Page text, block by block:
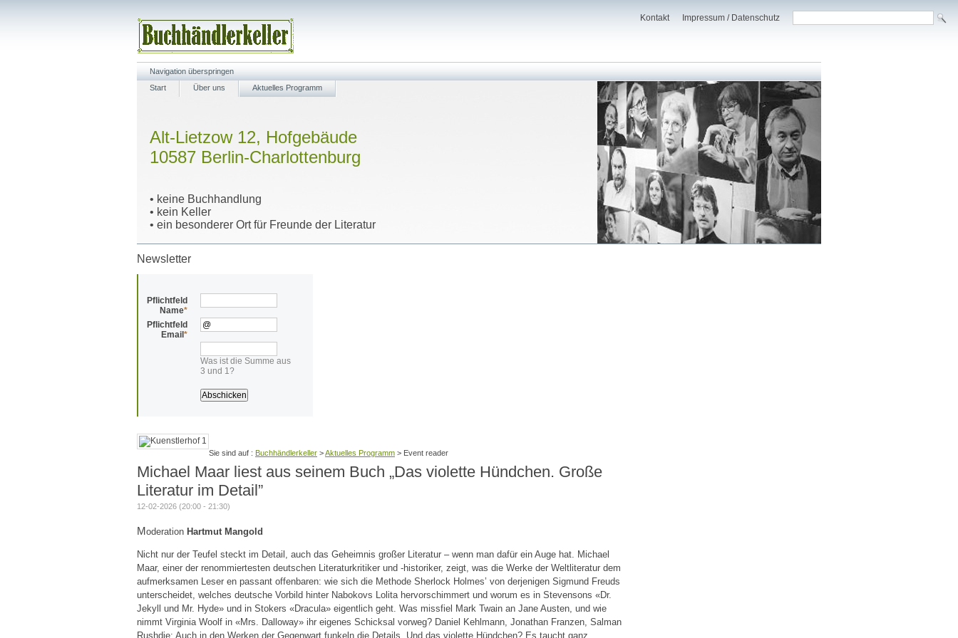
Kontakt Impressum / Datenschutz
Navigation überspringen
Start
Über uns Aktuelles Programm
Alt-Lietzow 12, Hofgebäude
10587 Berlin-Charlottenburg
• keine Buchhandlung
• kein Keller
• ein besonderer Ort für Freunde der Literatur
Newsletter
Pflichtfeld
Name*
Pflichtfeld
Email *
Was ist die Summe aus
3 und 1?
Buchhändlerkeller >Aktuelles Programm > Event reader
Michael Maar liest aus seinem Buch „Das violette Hündchen. Große
Literatur im Detail”
12-02-2026 (20:00 - 21:30)
Moderation Hartmut Mangold
Nicht nur der Teufel steckt im Detail, auch das Geheimnis großer Literatur – wenn man dafür ein Auge hat. Michael
Maar, einer der renommiertesten deutschen Literaturkritiker und -historiker, zeigt, was die Werke der Weltliteratur dem
aufmerksamen Leser en passant offenbaren: wie sich die Methode Sherlock Holmes’ von derjenigen Sigmund Freuds
unterscheidet, welches deutsche Vorbild hinter Nabokovs Lolita hervorschimmert und worum es in Stevensons «Dr.
Jekyll und Mr. Hyde» und in Stokers «Dracula» eigentlich geht. Was missfiel Mark Twain an Jane Austen, und wie
nimmt Virginia Woolf in «Mrs. Dalloway» ihr eigenes Schicksal vorweg? Daniel Kehlmann, Jonathan Franzen, Salman
Rushdie: Auch in den Werken der Gegenwart funkeln die Details. Und das violette Hündchen? Es taucht ganz